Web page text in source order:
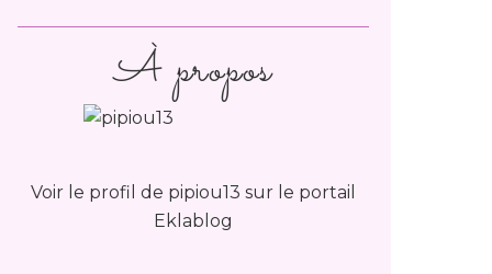
À propos
Voir le profil de pipiou13 sur le portail
Eklablog